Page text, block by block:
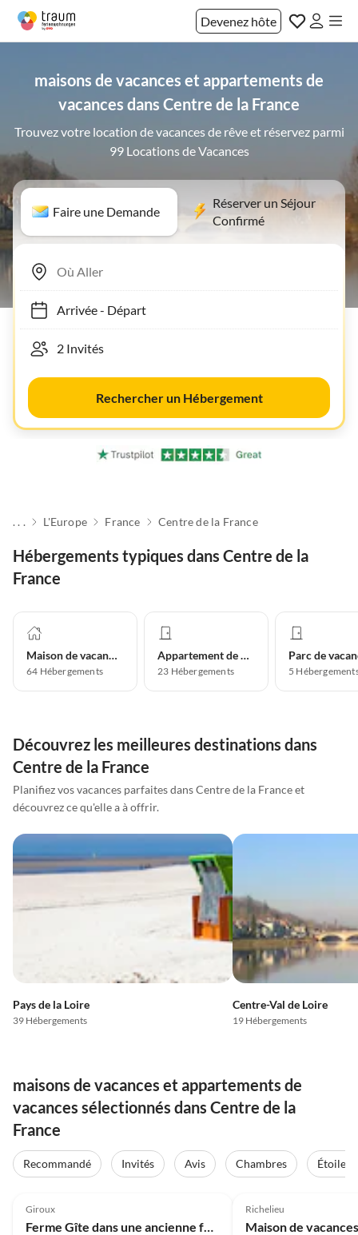
Devenez hôte
maisons de vacances et appartements de
vacances dans Centre de la France
Trouvez votre location de vacances de rêve et réservez parmi
99 Locations de Vacances
Faire une Demande
Réserver un Séjour
Confirmé
Arrivée- Départ
Rechercher un Hébergement
. . . L'Europe France Centre de la France
Hébergements typiques dans Centre de la
France
Maison de vacances
64 Hébergements
Appartement de vacances
23 Hébergements
Parc de
5
Découvrez les meilleures destinations dans
Centre de la France
Planifiez vos vacances parfaites dans Centre de la France et
découvrez ce qu'elle a à offrir.
Pays de la Loire
39 Hébergements
Centre-Val de Loire
19 Hébergements
maisons de vacances et appartements de
vacances sélectionnés dans Centre de la
France
Recommandé Invités Avis Chambres
Étoiles
Giroux
Ferme Gîte dans une ancienne ferme isolée
Richelieu